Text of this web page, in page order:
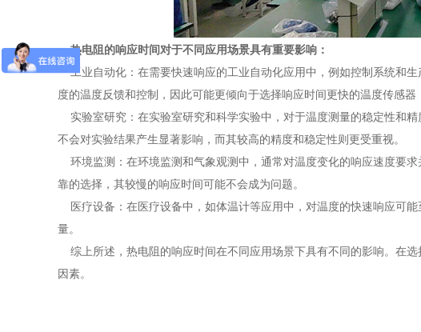
热电阻的响应时间对于不同应用场景具有重要影响：
工业自动化：在需要快速响应的工业自动化应用中，例如控制系统和
度的温度反馈和控制，因此可能更倾向于选择响应时间更快的温度传感器
实验室研究：在实验室研究和科学实验中，对于温度测量的稳定性和
不会对实验结果产生显著影响，而其较高的精度和稳定性则更受重视。
环境监测：在环境监测和气象观测中，通常对温度变化的响应速度要
靠的选择，其较慢的响应时间可能不会成为问题。
医疗设备：在医疗设备中，如体温计等应用中，对温度的快速响应可
量。
综上所述，热电阻的响应时间在不同应用场景下具有不同的影响。在
因素。